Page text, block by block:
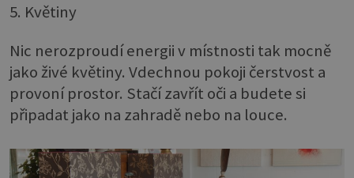
5. Květiny
Nic nerozproudí energii v místnosti tak mocně
jako živé květiny. Vdechnou pokoji čerstvost a
provoní prostor. Stačí zavřít oči a budete si
připadat jako na zahradě nebo na louce.